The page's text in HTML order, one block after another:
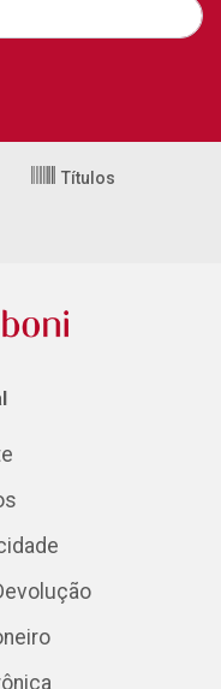
Títulos